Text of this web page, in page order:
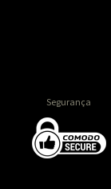
Segurança